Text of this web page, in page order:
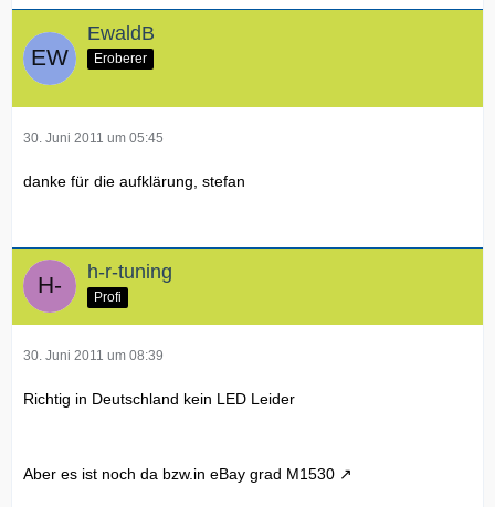
EwaldB
Eroberer
30. Juni 2011 um 05:45
danke für die aufklärung, stefan
h-r-tuning
Profi
30. Juni 2011 um 08:39
Richtig in Deutschland kein LED Leider
Aber es ist noch da bzw.in eBay grad M1530